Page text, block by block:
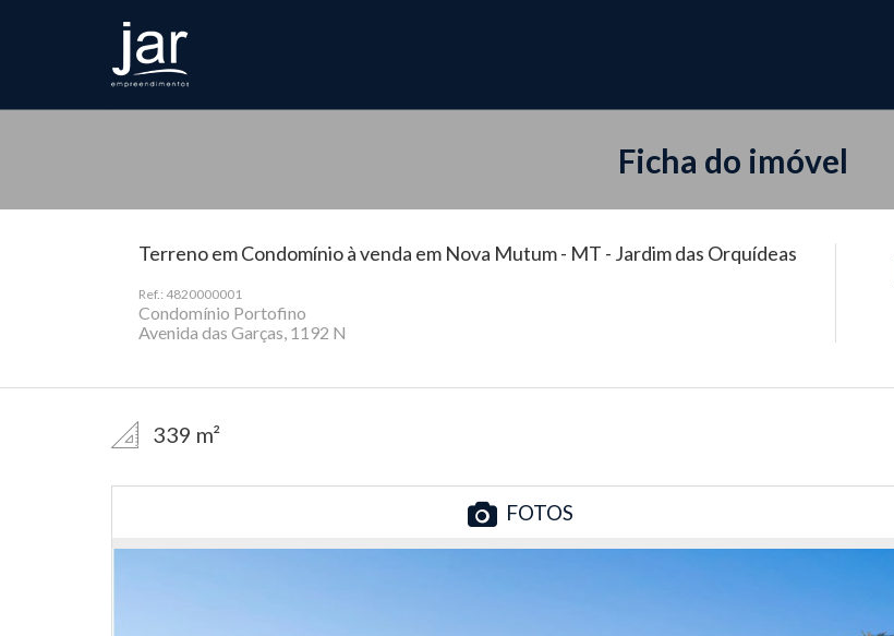
Ficha do imóvel
Terreno em Condomínio à venda em Nova Mutum - MT - Jardim das Orquídeas
Ref.: 4820000001
Condomínio Portofino
Avenida das Garças, 1192 N
339 m²
FOTOS